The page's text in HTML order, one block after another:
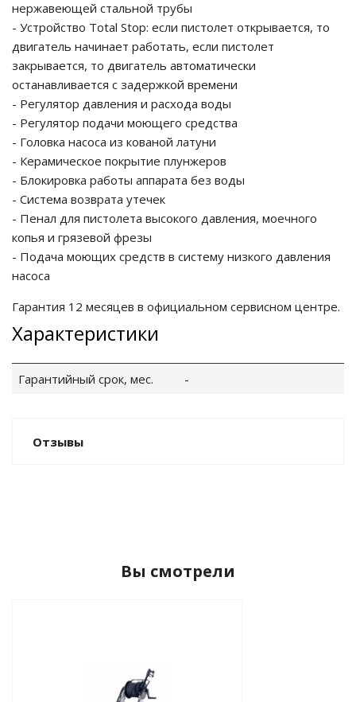
нержавеющей стальной трубы
- Устройство Total Stop: если пистолет открывается, то
двигатель начинает работать, если пистолет
закрывается, то двигатель автоматически
останавливается с задержкой времени
- Регулятор давления и расхода воды
- Регулятор подачи моющего средства
- Головка насоса из кованой латуни
- Керамическое покрытие плунжеров
- Блокировка работы аппарата без воды
- Система возврата утечек
- Пенал для пистолета высокого давления, моечного
копья и грязевой фрезы
- Подача моющих средств в систему низкого давления
насоса
Гарантия 12 месяцев в официальном сервисном центре.
Характеристики
Гарантийный срок, мес. -
Отзывы
Вы смотрели